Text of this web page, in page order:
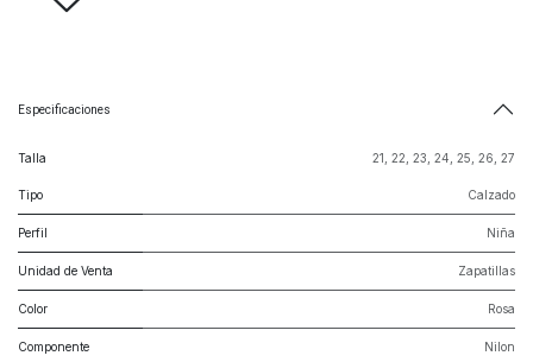
Especificaciones
Talla 21 22 23 24 25 26 27
Tipo Calzado
Perfil Niña
Unidad de Venta Zapatillas
Color Rosa
Componente Nilon